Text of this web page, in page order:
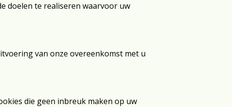
doelen te realiseren waarvoor uw
van onze overeenkomst met u
die geen inbreuk maken op uw